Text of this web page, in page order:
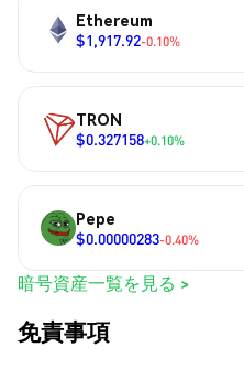
Ethereum
$1,917.92-0.10%
TRON
$0.327158+0.10%
Pepe
$0.00000283-0.40%
暗号資産一覧を見る >
免責事項